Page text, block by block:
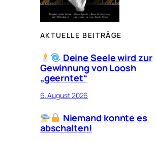
AKTUELLE BEITRÄGE
Deine Seele wird zur
Gewinnung von Loosh
„geerntet“
6. August 2026
Niemand konnte es
abschalten!